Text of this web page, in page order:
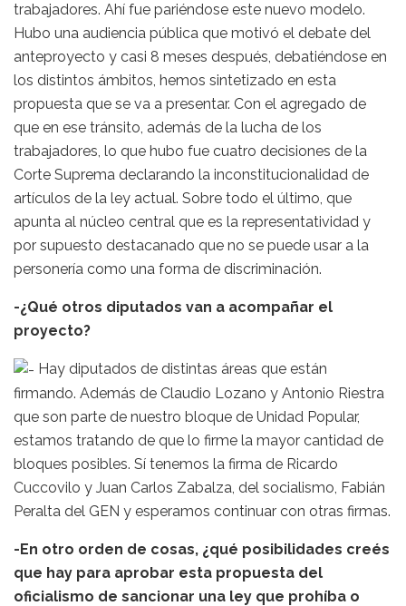
trabajadores. Ahí fue pariéndose este nuevo modelo.
Hubo una audiencia pública que motivó el debate del
anteproyecto y casi 8 meses después, debatiéndose en
los distintos ámbitos, hemos sintetizado en esta
propuesta que se va a presentar. Con el agregado de
que en ese tránsito, además de la lucha de los
trabajadores, lo que hubo fue cuatro decisiones de la
Corte Suprema declarando la inconstitucionalidad de
artículos de la ley actual. Sobre todo el último, que
apunta al núcleo central que es la representatividad y
por supuesto destacanado que no se puede usar a la
personería como una forma de discriminación.
-¿Qué otros diputados van a acompañar el
proyecto?
Hay diputados de distintas áreas que están
firmando. Además de Claudio Lozano y Antonio Riestra
que son parte de nuestro bloque de Unidad Popular,
estamos tratando de que lo firme la mayor cantidad de
bloques posibles. Sí tenemos la firma de Ricardo
Cuccovilo y Juan Carlos Zabalza, del socialismo, Fabián
Peralta del GEN y esperamos continuar con otras firmas.
-En otro orden de cosas, ¿qué posibilidades creés
que hay para aprobar esta propuesta del
oficialismo de sancionar una ley que prohíba o